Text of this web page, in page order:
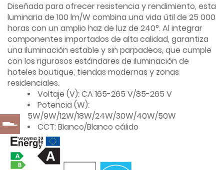
Diseñada para ofrecer resistencia y rendimiento, esta
luminaria de 100 lm/W combina una vida útil de 25 000
horas con un amplio haz de luz de 240°. Al integrar
componentes importados de alta calidad, garantiza
una iluminación estable y sin parpadeos, que cumple
con los rigurosos estándares de iluminación de
hoteles boutique, tiendas modernas y zonas
residenciales.
Voltaje (V): CA 165-265 V/85-265 V
Potencia (W):
5W/9W/12W/18W/24W/30W/40W/50W
CCT: Blanco/Blanco cálido